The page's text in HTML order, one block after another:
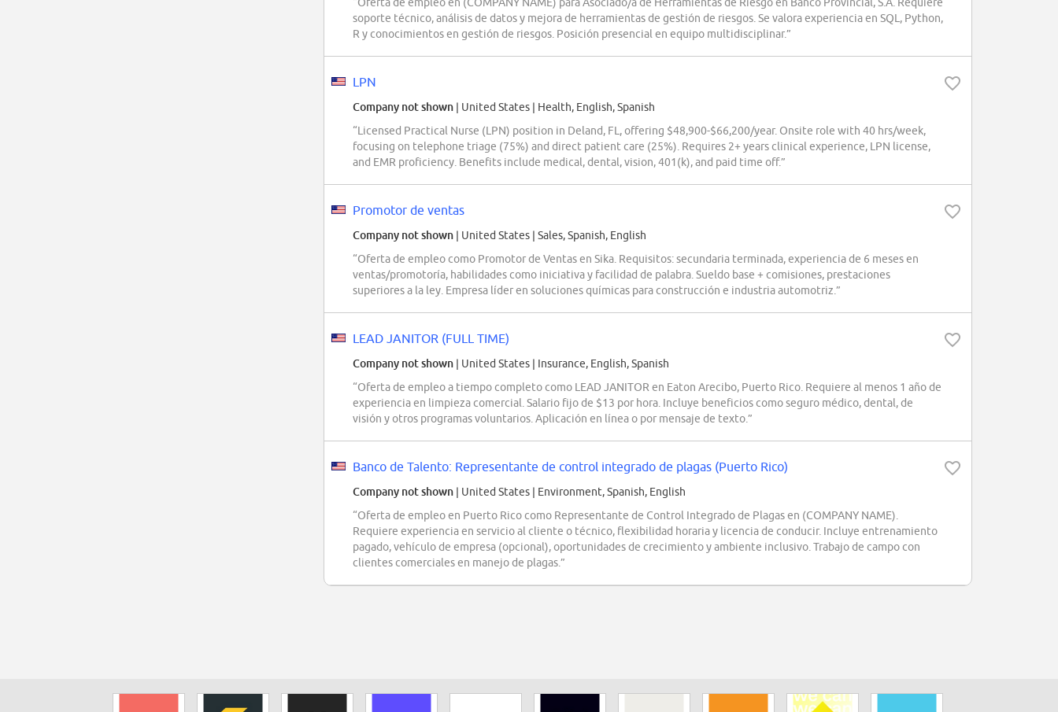
soporte técnico, análisis de datos y mejora de herramientas de gestión de riesgos. Se valora experiencia en SQL, Python,
R y conocimientos en gestión de riesgos. Posición presencial en equipo multidisciplinar.”
LPN
Company not shown | United States | Health, English, Spanish
“Licensed Practical Nurse (LPN) position in Deland, FL, offering $48,900-$66,200/year. Onsite role with 40 hrs/week,
focusing on telephone triage (75%) and direct patient care (25%). Requires 2+ years clinical experience, LPN license,
and EMR proficiency. Benefits include medical, dental, vision, 401(k), and paid time off.”
Promotor de ventas
Company not shown | United States | Sales, Spanish, English
“Oferta de empleo como Promotor de Ventas en Sika. Requisitos: secundaria terminada, experiencia de 6 meses en
ventas/promotoría, habilidades como iniciativa y facilidad de palabra. Sueldo base + comisiones, prestaciones
superiores a la ley. Empresa líder en soluciones químicas para construcción e industria automotriz.”
LEAD JANITOR (FULL TIME)
Company not shown | United States | Insurance, English, Spanish
“Oferta de empleo a tiempo completo como LEAD JANITOR en Eaton Arecibo, Puerto Rico. Requiere al menos 1 año de
experiencia en limpieza comercial. Salario fijo de $13 por hora. Incluye beneficios como seguro médico, dental, de
visión y otros programas voluntarios. Aplicación en línea o por mensaje de texto.”
Banco de Talento: Representante de control integrado de plagas (Puerto Rico)
Company not shown | United States | Environment, Spanish, English
“Oferta de empleo en Puerto Rico como Representante de Control Integrado de Plagas en (COMPANY NAME).
Requiere experiencia en servicio al cliente o técnico, flexibilidad horaria y licencia de conducir. Incluye entrenamiento
pagado, vehículo de empresa (opcional), oportunidades de crecimiento y ambiente inclusivo. Trabajo de campo con
clientes comerciales en manejo de plagas.”